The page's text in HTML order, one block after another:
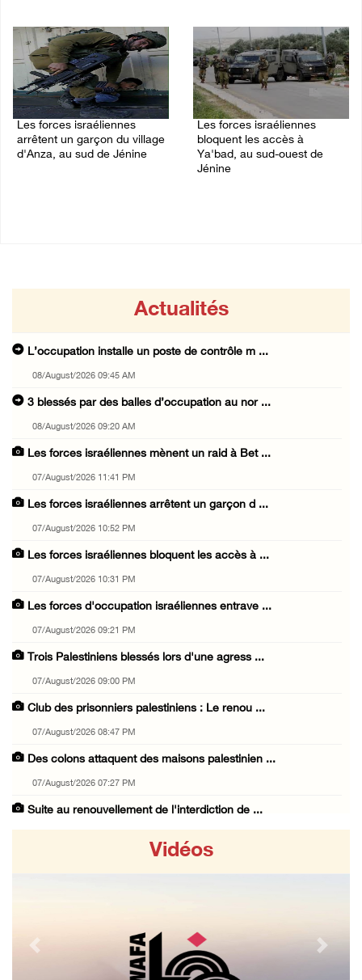
Les forces israéliennes
arrêtent un garçon du village
d'Anza, au sud de Jénine
Les forces israéliennes
bloquent les accès à
Ya'bad, au sud-ouest de
Jénine
Actualités
L’occupation installe un poste de contrôle m ...
08/August/2026 09:45 AM
3 blessés par des balles d’occupation au nor ...
08/August/2026 09:20 AM
Les forces israéliennes mènent un raid à Bet ...
07/August/2026 11:41 PM
Les forces israéliennes arrêtent un garçon d ...
07/August/2026 10:52 PM
Les forces israéliennes bloquent les accès à ...
07/August/2026 10:31 PM
Les forces d'occupation israéliennes entrave ...
07/August/2026 09:21 PM
Trois Palestiniens blessés lors d'une agress ...
07/August/2026 09:00 PM
Club des prisonniers palestiniens : Le renou ...
07/August/2026 08:47 PM
Des colons attaquent des maisons palestinien ...
07/August/2026 07:27 PM
Suite au renouvellement de l'interdiction de ...
07/August/2026 06:14 PM
La présidence palestinienne salue l’accord d ...
Vidéos
Previous Next